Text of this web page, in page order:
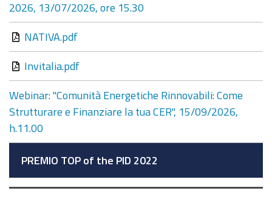
2026, 13/07/2026, ore 15.30
NATIVA.pdf
Invitalia.pdf
Webinar: "Comunità Energetiche Rinnovabili: Come
Strutturare e Finanziare la tua CER", 15/09/2026,
h.11.00
PREMIO TOP of the PID 2022